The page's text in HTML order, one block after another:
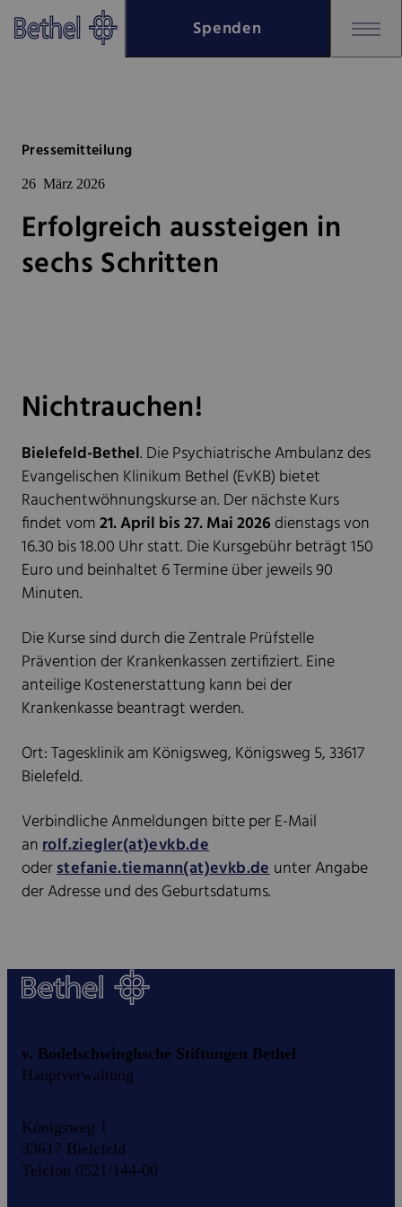
Zum Hauptinhalt springen
Zur Fußzeile springen
Spenden
Pressemitteilung
26 März 2026
Erfolgreich aussteigen in
sechs Schritten
Nichtrauchen!
Bielefeld-Bethel. Die Psychiatrische Ambulanz des
Evangelischen Klinikum Bethel (EvKB) bietet
Rauchentwöhnungskurse an. Der nächste Kurs
findet vom21. April bis 27. Mai 2026dienstags von
16.30 bis 18.00 Uhr statt. Die Kursgebühr beträgt 150
Euro und beinhaltet 6 Termine über jeweils 90
Minuten.
Die Kurse sind durch die Zentrale Prüfstelle
Prävention der Krankenkassen zertifiziert. Eine
anteilige Kostenerstattung kann bei der
Krankenkasse beantragt werden.
Ort: Tagesklinik am Königsweg, Königsweg 5, 33617
Bielefeld.
Verbindliche Anmeldungen bitte per E-Mail
anrolf.ziegler(at)evkb.de
oderstefanie.tiemann(at)evkb.deunter Angabe
der Adresse und des Geburtsdatums.
v. Bodelschwinghsche Stiftungen Bethel
Hauptverwaltung
Königsweg 1
33617 Bielefeld
Telefon 0521/144-00